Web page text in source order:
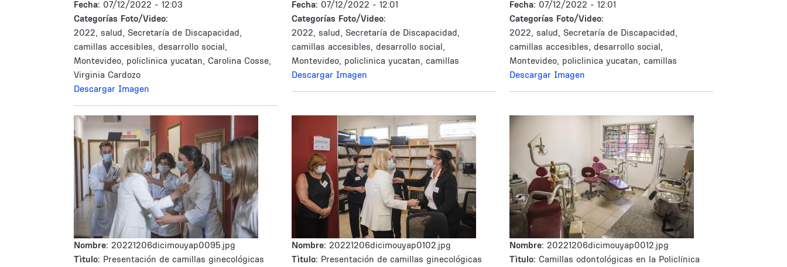
Fecha: 07/12/2022 - 12:03
Categorías Foto/Video:
2022, salud, Secretaría de Discapacidad,
camillas accesibles, desarrollo social,
Montevideo, policlinica yucatan, Carolina Cosse,
Virginia Cardozo
Descargar Imagen
Fecha: 07/12/2022 - 12:01
Categorías Foto/Video:
2022, salud, Secretaría de Discapacidad,
camillas accesibles, desarrollo social,
Montevideo, policlinica yucatan, camillas
Descargar Imagen
Fecha: 07/12/2022 - 12:01
Categorías Foto/Video:
2022, salud, Secretaría de Discapacidad,
camillas accesibles, desarrollo social,
Montevideo, policlinica yucatan, camillas
Descargar Imagen
Nombre: 20221206dicimouyap0095.jpg
Tìtulo: Presentación de camillas ginecológicas
Nombre: 20221206dicimouyap0102.jpg
Tìtulo: Presentación de camillas ginecológicas
Nombre: 20221206dicimouyap0012.jpg
Tìtulo: Camillas odontológicas en la Policlínica